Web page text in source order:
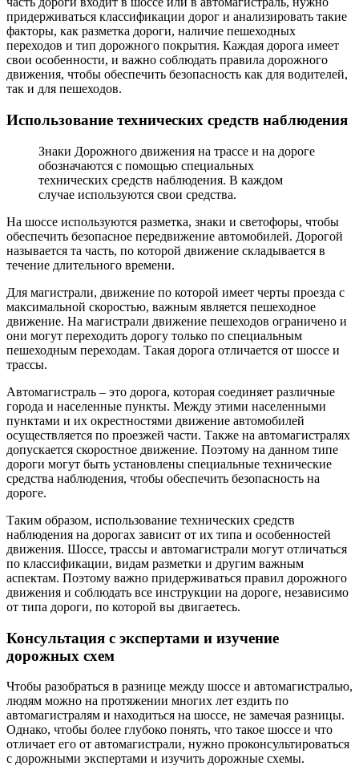
придерживаться классификации дорог и анализировать такие
факторы, как разметка дороги, наличие пешеходных
переходов и тип дорожного покрытия. Каждая дорога имеет
свои особенности, и важно соблюдать правила дорожного
движения, чтобы обеспечить безопасность как для водителей,
так и для пешеходов.
Использование технических средств наблюдения
Знаки Дорожного движения на трассе и на дороге
обозначаются с помощью специальных
технических средств наблюдения. В каждом
случае используются свои средства.
На шоссе используются разметка, знаки и светофоры, чтобы
обеспечить безопасное передвижение автомобилей. Дорогой
называется та часть, по которой движение складывается в
течение длительного времени.
Для магистрали, движение по которой имеет черты проезда с
максимальной скоростью, важным является пешеходное
движение. На магистрали движение пешеходов ограничено и
они могут переходить дорогу только по специальным
пешеходным переходам. Такая дорога отличается от шоссе и
трассы.
Автомагистраль – это дорога, которая соединяет различные
города и населенные пункты. Между этими населенными
пунктами и их окрестностями движение автомобилей
осуществляется по проезжей части. Также на автомагистралях
допускается скоростное движение. Поэтому на данном типе
дороги могут быть установлены специальные технические
средства наблюдения, чтобы обеспечить безопасность на
дороге.
Таким образом, использование технических средств
наблюдения на дорогах зависит от их типа и особенностей
движения. Шоссе, трассы и автомагистрали могут отличаться
по классификации, видам разметки и другим важным
аспектам. Поэтому важно придерживаться правил дорожного
движения и соблюдать все инструкции на дороге, независимо
от типа дороги, по которой вы двигаетесь.
Консультация с экспертами и изучение
дорожных схем
Чтобы разобраться в разнице между шоссе и автомагистралью,
людям можно на протяжении многих лет ездить по
автомагистралям и находиться на шоссе, не замечая разницы.
Однако, чтобы более глубоко понять, что такое шоссе и что
отличает его от автомагистрали, нужно проконсультироваться
с дорожными экспертами и изучить дорожные схемы.